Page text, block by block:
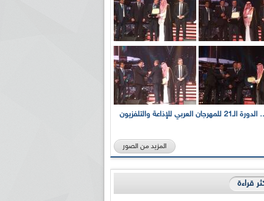
بالصور... الدورة الـ21 للمهرجان العربي للإذاعة والتلفزيون
المزيد من الصور
قراءة